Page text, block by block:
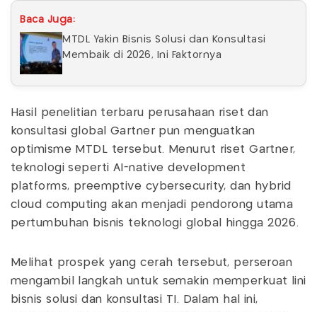
Baca Juga:
MTDL Yakin Bisnis Solusi dan Konsultasi
Membaik di 2026, Ini Faktornya
Hasil penelitian terbaru perusahaan riset dan
konsultasi global Gartner pun menguatkan
optimisme MTDL tersebut. Menurut riset Gartner,
teknologi seperti AI-native development
platforms, preemptive cybersecurity, dan hybrid
cloud computing akan menjadi pendorong utama
pertumbuhan bisnis teknologi global hingga 2026.
Melihat prospek yang cerah tersebut, perseroan
mengambil langkah untuk semakin memperkuat lini
bisnis solusi dan konsultasi TI. Dalam hal ini,